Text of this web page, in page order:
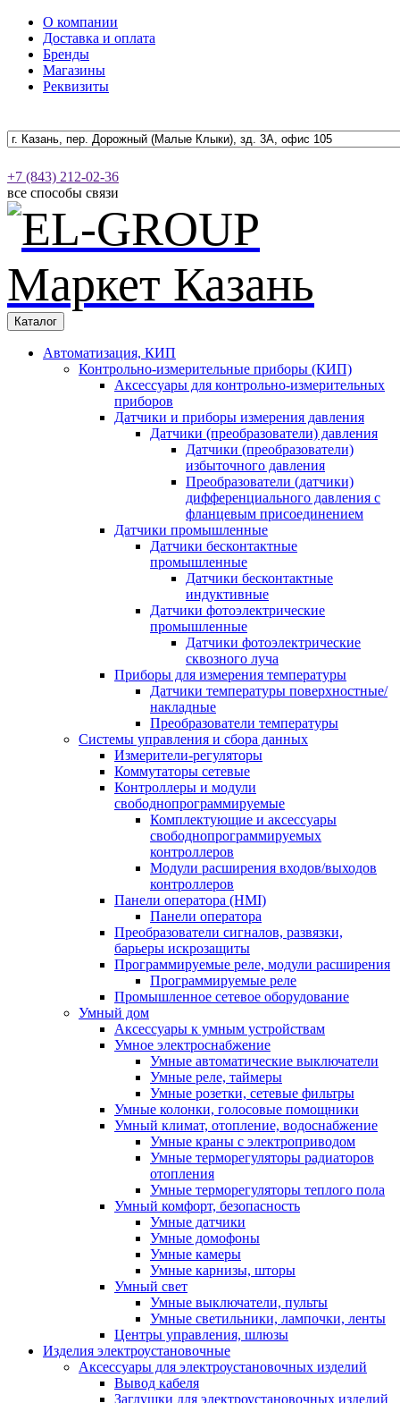
О компании
Доставка и оплата
Бренды
Магазины
Реквизиты
+7 (843) 212-02-36
все способы связи
Каталог
Автоматизация, КИП
Контрольно-измерительные приборы (КИП)
Аксессуары для контрольно-измерительных
приборов
Датчики и приборы измерения давления
Датчики (преобразователи) давления
Датчики (преобразователи)
избыточного давления
Преобразователи (датчики)
дифференциального давления с
фланцевым присоединением
Датчики промышленные
Датчики бесконтактные
промышленные
Датчики бесконтактные
индуктивные
Датчики фотоэлектрические
промышленные
Датчики фотоэлектрические
сквозного луча
Приборы для измерения температуры
Датчики температуры поверхностные/
накладные
Преобразователи температуры
Системы управления и сбора данных
Измерители-регуляторы
Коммутаторы сетевые
Контроллеры и модули
свободнопрограммируемые
Комплектующие и аксессуары
свободнопрограммируемых
контроллеров
Модули расширения входов/выходов
контроллеров
Панели оператора (HMI)
Панели оператора
Преобразователи сигналов, развязки,
барьеры искрозащиты
Программируемые реле, модули расширения
Программируемые реле
Промышленное сетевое оборудование
Умный дом
Аксессуары к умным устройствам
Умное электроснабжение
Умные автоматические выключатели
Умные реле, таймеры
Умные розетки, сетевые фильтры
Умные колонки, голосовые помощники
Умный климат, отопление, водоснабжение
Умные краны с электроприводом
Умные терморегуляторы радиаторов
отопления
Умные терморегуляторы теплого пола
Умный комфорт, безопасность
Умные датчики
Умные домофоны
Умные камеры
Умные карнизы, шторы
Умный свет
Умные выключатели, пульты
Умные светильники, лампочки, ленты
Центры управления, шлюзы
Изделия электроустановочные
Аксессуары для электроустановочных изделий
Вывод кабеля
Заглушки для электроустановочных изделий